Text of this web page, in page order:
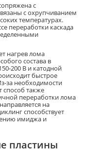
с
с охрупчиванием
температурах.
переработки каскада
нагрев лома
состава в
200 В и катодной
быстрое
за необходимости
способ также
переработки лома
на
способствует
имиджа и
пластины